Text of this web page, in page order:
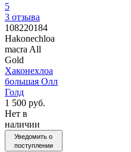
5
3 отзыва
108220184
Hakonechloa
macra All
Gold
Хаконехлоа
большая Олл
Голд
1 500 руб.
Нет в
наличии
Уведомить о
поступлении